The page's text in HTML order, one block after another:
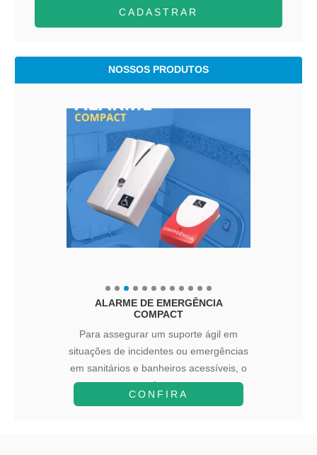
CADASTRAR
NOSSOS PRODUTOS
ALARME DE EMERGÊNCIA
COMPACT
Para assegurar um suporte ágil em
situações de incidentes ou emergências
em sanitários e banheiros acessíveis, o
A...
CONFIRA